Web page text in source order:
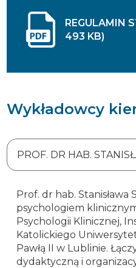
REGULAMIN
493 KB)
Wykładowcy
PROF. DR HAB.
Prof. dr hab. Stanisława
psychologiem
Psychologii Klinicznej,
Katolickiego
Pawłą II w Lublinie.
dydaktyczną i